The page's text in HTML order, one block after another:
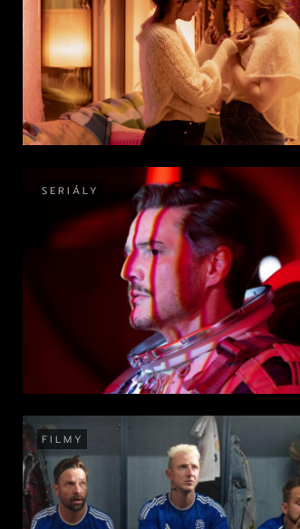
SERIÁLY
FILMY